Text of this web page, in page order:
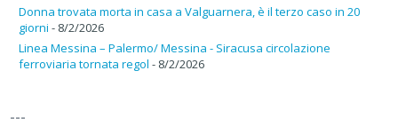
Donna trovata morta in casa a Valguarnera, è il terzo caso in 20
giorni - 8/2/2026
Linea Messina – Palermo/ Messina - Siracusa circolazione
ferroviaria tornata regol - 8/2/2026
---